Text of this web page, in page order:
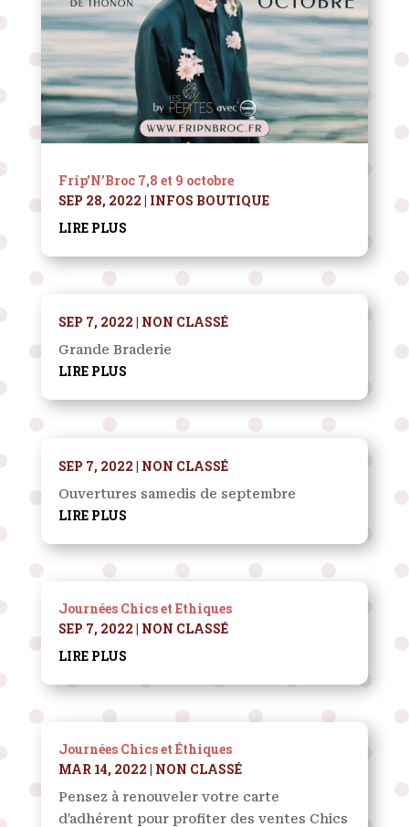
Frip’N’Broc 7,8 et 9 octobre
SEP 28, 2022 | INFOS BOUTIQUE
LIRE PLUS
SEP 7, 2022 | NON CLASSÉ
Grande Braderie
LIRE PLUS
SEP 7, 2022 | NON CLASSÉ
Ouvertures samedis de septembre
LIRE PLUS
Journées Chics et Ethiques
SEP 7, 2022 | NON CLASSÉ
LIRE PLUS
Journées Chics et Éthiques
MAR 14, 2022 | NON CLASSÉ
Pensez à renouveler votre carte
d'adhérent pour profiter des ventes Chics